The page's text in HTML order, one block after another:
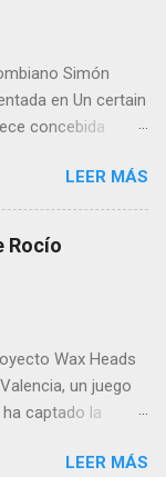
Simón
en Un certain
concebida
decadencia
de la
necesita. Sin
sido un retrato
autoindulgentes
con un
una estética de
LEER MÁS
Rocío
Wax Heads
un juego
captado la
ganado en otro
LEER MÁS